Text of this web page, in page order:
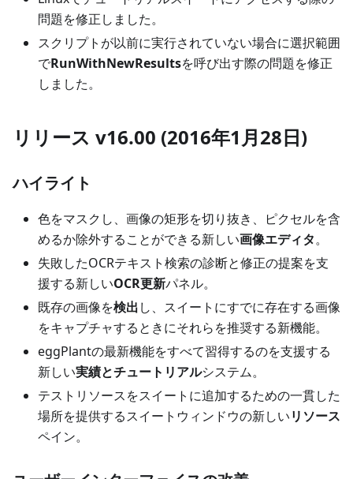
問題を修正しました。
スクリプトが以前に実行されていない場合に選択範囲
でRunWithNewResultsを呼び出す際の問題を修正
しました。
リリース v16.00 (2016年1月28日)
ハイライト
色をマスクし、画像の矩形を切り抜き、ピクセルを含
めるか除外することができる新しい画像エディタ。
失敗したOCRテキスト検索の診断と修正の提案を支
援する新しいOCR更新パネル。
既存の画像を検出し、スイートにすでに存在する画像
をキャプチャするときにそれらを推奨する新機能。
eggPlantの最新機能をすべて習得するのを支援する
新しい実績とチュートリアルシステム。
テストリソースをスイートに追加するための一貫した
場所を提供するスイートウィンドウの新しいリソース
ペイン。